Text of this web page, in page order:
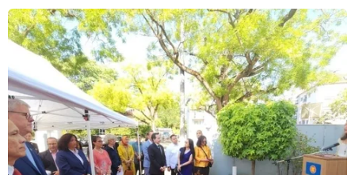
17/01/2025 02:59
Hàng loạt hạt giống bị loại ngay từ
vòng 1 Australian Open 2025
14/01/2025 04:29